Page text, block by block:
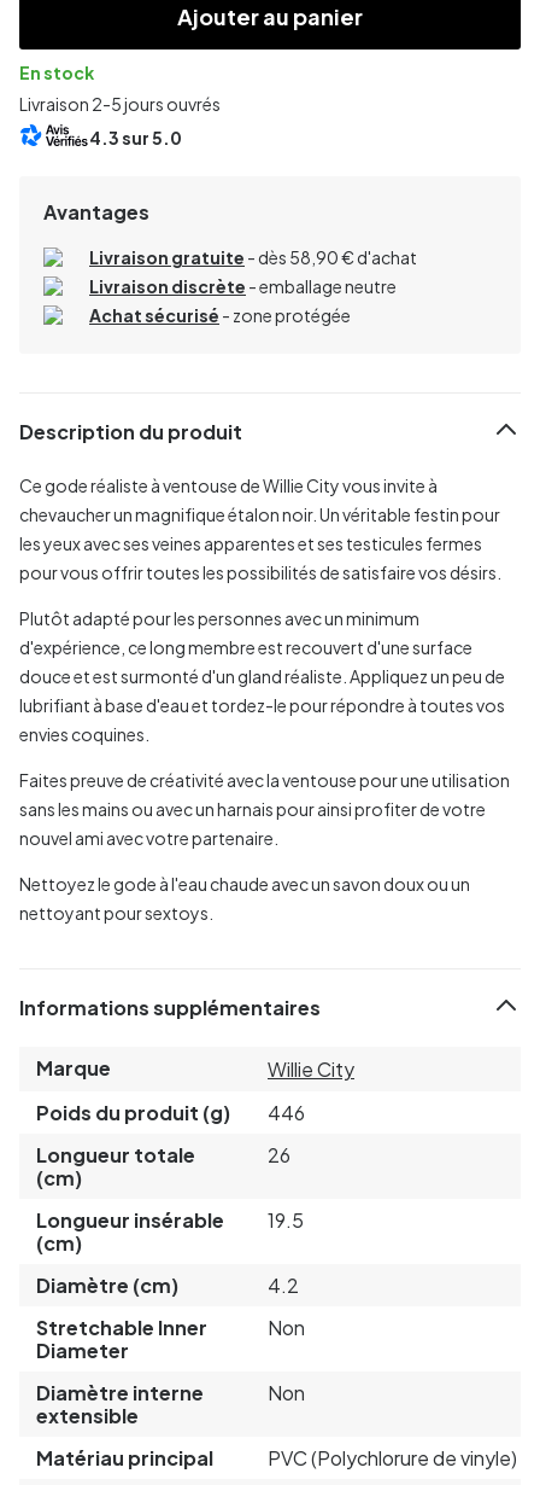
Ajouter au panier
En stock
Livraison 2-5 jours ouvrés
4.3sur 5.0
Avantages
Livraison gratuite - dès 58,90 € d'achat
Livraison discrète - emballage neutre
Achat sécurisé - zone protégée
Description du produit
Ce gode réaliste à ventouse de Willie City vous invite à
chevaucher un magnifique étalon noir. Un véritable festin pour
les yeux avec ses veines apparentes et ses testicules fermes
pour vous offrir toutes les possibilités de satisfaire vos désirs.
Plutôt adapté pour les personnes avec un minimum
d'expérience, ce long membre est recouvert d'une surface
douce et est surmonté d'un gland réaliste. Appliquez un peu de
lubrifiant à base d'eau et tordez-le pour répondre à toutes vos
envies coquines.
Faites preuve de créativité avec la ventouse pour une utilisation
sans les mains ou avec un harnais pour ainsi profiter de votre
nouvel ami avec votre partenaire.
Nettoyez le gode à l'eau chaude avec un savon doux ou un
nettoyant pour sextoys.
Informations supplémentaires
Marque
Willie City
Poids du produit (g)
446
Longueur totale
(cm)
26
Longueur insérable
(cm)
19.5
Diamètre (cm)
4.2
Stretchable Inner
Diameter
Non
Diamètre interne
extensible
Non
Matériau principal
PVC (Polychlorure de vinyle)